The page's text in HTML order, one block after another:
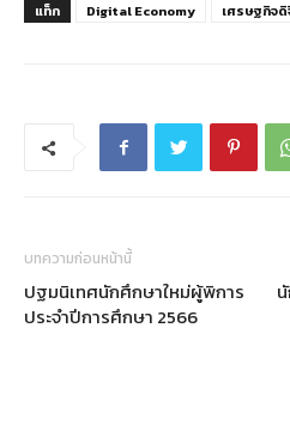
แท็ก Digital Economy เศรษฐกิจ
บทความก่อนหน้านี้
ปฐมนิเทศนักศึกษาใหม่ผู้พิการ
ประจำปีการศึกษา 2566